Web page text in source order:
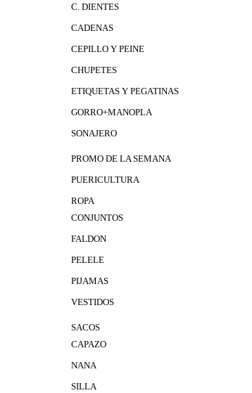
C. DIENTES
CADENAS
CEPILLO Y PEINE
CHUPETES
ETIQUETAS Y PEGATINAS
GORRO+MANOPLA
SONAJERO
PROMO DE LA SEMANA
PUERICULTURA
ROPA
CONJUNTOS
FALDON
PELELE
PIJAMAS
VESTIDOS
SACOS
CAPAZO
NANA
SILLA